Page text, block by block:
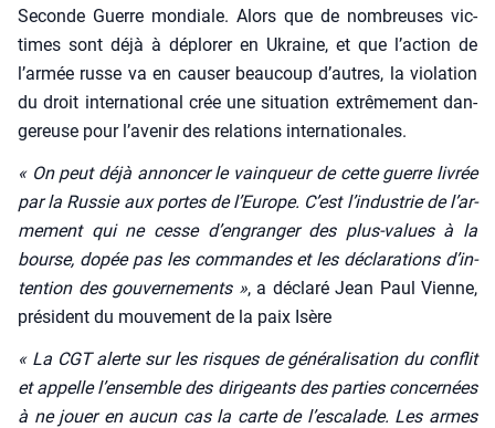
Seconde Guerre mon­diale. Alors que de nom­breuses vic­
times sont déjà à déplo­rer en Ukraine, et que l’action de
l’armée russe va en cau­ser beau­coup d’autres, la vio­la­tion
du droit inter­na­tio­nal crée une situa­tion extrê­me­ment dan­
ge­reuse pour l’avenir des rela­tions inter­na­tio­nales.
« On peut déjà annon­cer le vain­queur de cette guerre livrée
par la Rus­sie aux portes de l’Eu­rope. C’est l’in­dus­trie de l’ar­
me­ment qui ne cesse d’en­gran­ger des plus-values à la
bourse, dopée pas les com­mandes et les décla­ra­tions d’in­
ten­tion des gou­ver­ne­ments », a décla­ré Jean Paul Vienne,
pré­sident du mou­ve­ment de la paix Isère
« La CGT alerte sur les risques de géné­ra­li­sa­tion du conflit
et appelle l’en­semble des diri­geants des par­ties concer­nées
à ne jouer en aucun cas la carte de l’es­ca­lade. Les armes